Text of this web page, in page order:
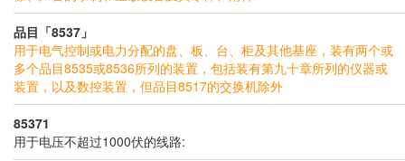
品目「8537」
用于电气控制或电力分配的盘、板、台、柜及其他基座，装有两个或
多个品目8535或8536所列的装置，包括装有第九十章所列的仪器或
装置，以及数控装置，但品目8517的交换机除外
85371
用于电压不超过1000伏的线路: